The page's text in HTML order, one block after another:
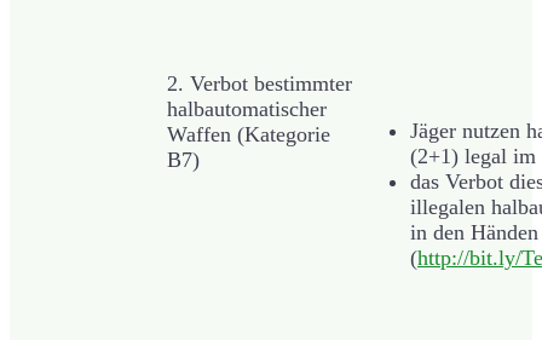
2. Verbot bestimmter
halbautomatischer
Waffen (Kategorie
B7)
Jäger nutzen
(2+1) legal im
das Verbot
illegalen
in den
(http://bit.ly/